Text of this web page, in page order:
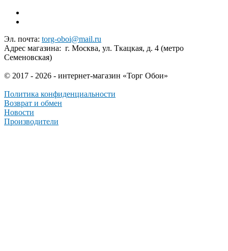
Эл. почта: torg-oboi@mail.ru
Адрес магазина: г. Москва, ул. Ткацкая, д. 4 (метро
Семеновская)
© 2017 - 2026 - интернет-магазин «Торг Обои»
Политика конфиденциальности
Возврат и обмен
Новости
Производители